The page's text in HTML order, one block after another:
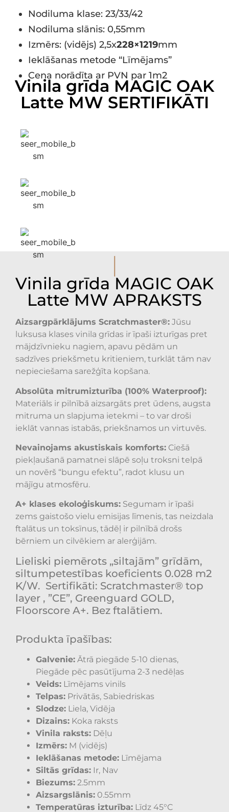
Nodiluma klase: 23/33/42
Nodiluma slānis: 0,55mm
Izmērs: (vidējs) 2,5x228×1219mm
Ieklāšanas metode “Līmējams”
Cena norādīta ar PVN par 1m2
Vinila grīda MAGIC OAK
Latte MW SERTIFIKĀTI
I
Vinila grīda MAGIC OAK
Latte MW APRAKSTS
Aizsargpārklājums Scratchmaster®: Jūsu
luksusa klases vinila grīdas ir īpaši izturīgas pret
mājdzīvnieku nagiem, apavu pēdām un
sadzīves priekšmetu kritieniem, turklāt tām nav
nepieciešama sarežģīta kopšana.
Absolūta mitrumizturība (100% Waterproof):
Materiāls ir pilnībā aizsargāts pret ūdens, augsta
mitruma un slapjuma ietekmi – to var droši
ieklāt vannas istabās, priekšnamos un virtuvēs.
Nevainojams akustiskais komforts: Ciešā
piekļaušanā pamatnei slāpē soļu troksni telpā
un novērš “bungu efektu”, radot klusu un
mājīgu atmosfēru.
A+ klases ekoloģiskums: Segumam ir īpaši
zems gaistošo vielu emisijas līmenis, tas neizdala
ftalātus un toksīnus, tādēļ ir pilnībā drošs
bērniem un cilvēkiem ar alerģijām.
Lieliski piemērots „siltajām” grīdām,
siltumpetestības koeficients 0.028 m2
K/W. Sertifikāti: Scratchmaster® top
layer , ”CE”, Greenguard GOLD,
Floorscore A+. Bez ftalātiem.
Produkta īpašības:
Galvenie: Ātrā piegāde 5-10 dienas,
Piegāde pēc pasūtījuma 2-3 nedēļas
Veids: Līmējams vinils
Telpas: Privātās, Sabiedriskas
Slodze: Liela, Vidēja
Dizains: Koka raksts
Vinila raksts: Dēļu
Izmērs: M (vidējs)
Ieklāšanas metode: Līmējama
Siltās grīdas: Ir, Nav
Biezums: 2.5mm
Aizsargslānis: 0.55mm
Temperatūras izturība: Līdz 45°C